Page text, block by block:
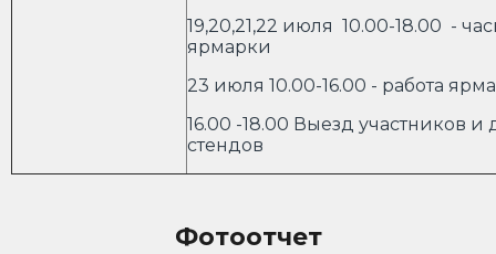
19,20,21,22 июля 10.00-18.00 -
ярмарки
23 июля 10.00-16.00 - работа
16.00 -18.00 Выезд участников и
стендов
Фотоотчет